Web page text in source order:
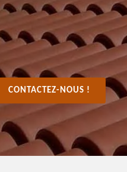
CONTACTEZ-NOUS !